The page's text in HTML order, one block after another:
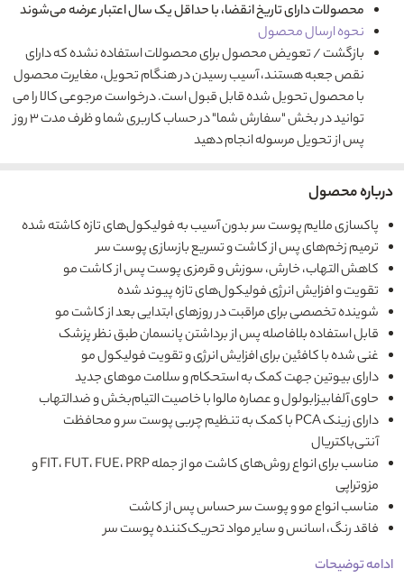
محصولات دارای تاریخ انقضا، با حداقل یک سال اعتبار عرضه می‌شوند
نحوه ارسال محصول
بازگشت / تعویض محصول برای محصولات استفاده نشده که دارای
نقص جعبه هستند، آسیب رسیدن در هنگام تحویل، مغایرت محصول
با محصول تحویل شده قابل قبول است. درخواست مرجوعی کالا را می
توانید در بخش "سفارش شما" در حساب کاربری شما و ظرف مدت ۳ روز
پس از تحویل مرسوله انجام دهید
درباره محصول
پاکسازی ملایم پوست سر بدون آسیب به فولیکول‌های تازه کاشته شده
ترمیم زخم‌های پس از کاشت و تسریع بازسازی پوست سر
کاهش التهاب، خارش، سوزش و قرمزی پوست پس از کاشت مو
تقویت و افزایش انرژی فولیکول‌های تازه پیوند شده
شوینده تخصصی برای مراقبت در روزهای ابتدایی بعد از کاشت مو
قابل استفاده بلافاصله پس از برداشتن پانسمان طبق نظر پزشک
غنی شده با کافئین برای افزایش انرژی و تقویت فولیکول‌ مو
دارای بیوتین جهت کمک به استحکام و سلامت موهای جدید
حاوی آلفابیزابولول و عصاره مالوا با خاصیت التیام‌بخش و ضدالتهاب
دارای زینک PCA با کمک به تنظیم چربی پوست سر و محافظت
آنتی‌باکتریال
مناسب برای انواع روش‌های کاشت مو از جمله FIT، FUT، FUE، PRP و
مزوتراپی
مناسب انواع مو و پوست سر حساس پس از کاشت
فاقد رنگ، اسانس و سایر مواد تحریک‌کننده پوست سر
ادامه توضیحات